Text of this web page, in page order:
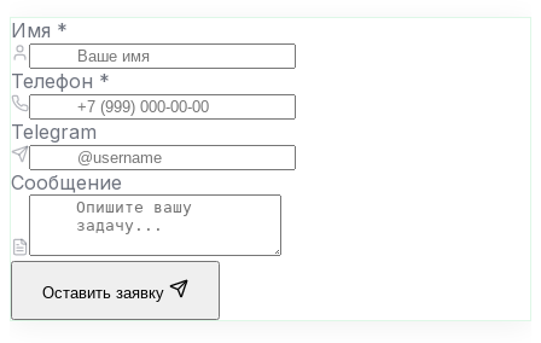
Имя *
Телефон *
Telegram
Сообщение
Оставить заявку